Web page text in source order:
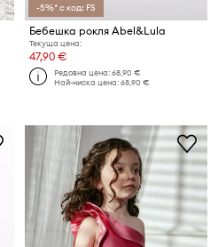
-5%* с код: FS
Бебешка рокля Abel&Lula
Текуща цена:
47,90 €
Редовна цена:68,90 €
Най-ниска цена:68,90 €